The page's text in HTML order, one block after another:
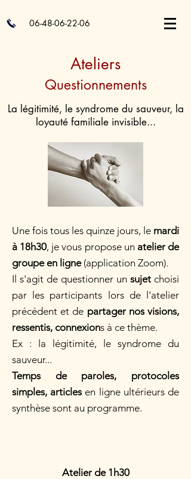
06-48-06-22-06
Ateliers
Questionnements
La légitimité, le syndrome du sauveur, la
loyauté familiale invisible...
Une fois tous les quinze jours, le mardi
à 18h30, je vous propose un atelier de
groupe en ligne(application Zoom).
Il s'agit de questionner un sujet choisi
par les participants lors de l'atelier
précédent et de partager nos visions,
ressentis, connexions à ce thème.
Ex : la légitimité, le syndrome du
sauveur...
Temps de paroles, protocoles
simples, articlesen ligne ultérieurs de
synthèse sont au programme.
Atelier de 1h30